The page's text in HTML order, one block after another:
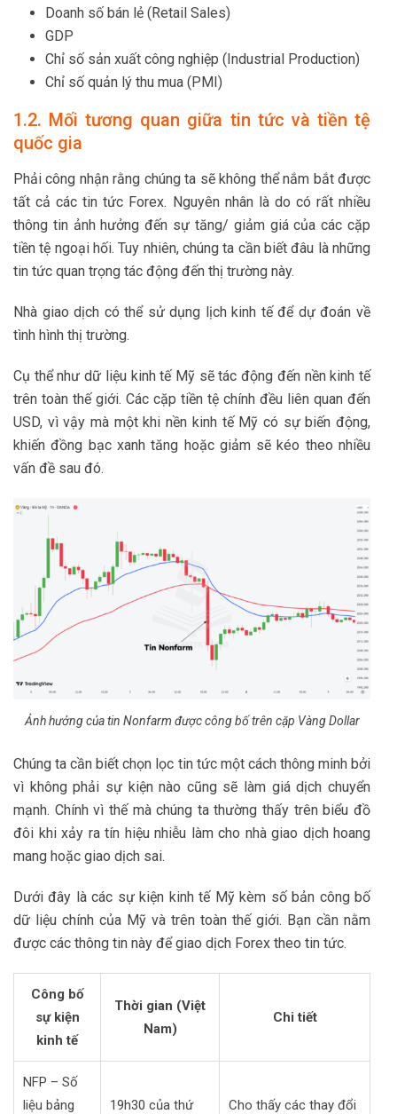
Doanh số bán lẻ (Retail Sales)
GDP
Chỉ số sản xuất công nghiệp (Industrial Production)
Chỉ số quản lý thu mua (PMI)
1.2. Mối tương quan giữa tin tức và tiền tệ
quốc gia
Phải công nhận rằng chúng ta sẽ không thể nắm bắt được
tất cả các tin tức Forex. Nguyên nhân là do có rất nhiều
thông tin ảnh hưởng đến sự tăng/ giảm giá của các cặp
tiền tệ ngoại hối. Tuy nhiên, chúng ta cần biết đâu là những
tin tức quan trọng tác động đến thị trường này.
Nhà giao dịch có thể sử dụng lịch kinh tế để dự đoán về
tình hình thị trường.
Cụ thể như dữ liệu kinh tế Mỹ sẽ tác động đến nền kinh tế
trên toàn thế giới. Các cặp tiền tệ chính đều liên quan đến
USD, vì vậy mà một khi nền kinh tế Mỹ có sự biến động,
khiến đồng bạc xanh tăng hoặc giảm sẽ kéo theo nhiều
vấn đề sau đó.
Ảnh hưởng của tin Nonfarm được công bố trên cặp Vàng Dollar
Chúng ta cần biết chọn lọc tin tức một cách thông minh bởi
vì không phải sự kiện nào cũng sẽ làm giá dịch chuyển
mạnh. Chính vì thế mà chúng ta thường thấy trên biểu đồ
đôi khi xảy ra tín hiệu nhiễu làm cho nhà giao dịch hoang
mang hoặc giao dịch sai.
Dưới đây là các sự kiện kinh tế Mỹ kèm số bản công bố
dữ liệu chính của Mỹ và trên toàn thế giới. Bạn cần nằm
được các thông tin này để giao dịch Forex theo tin tức.
Công bố
sự kiện
kinh tế
Thời gian (Việt
Nam)
Chi tiết
NFP – Số
liệu bảng
19h30 của thứ Cho thấy các thay đổi